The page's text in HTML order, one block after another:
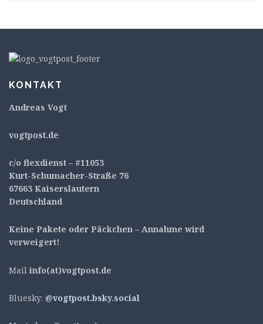
KONTAKT
Andreas Vogt
vogtpost.de
c/o flexdienst – #11053
Kurt-Schumacher-Straße 76
67663 Kaiserslautern
Deutschland
Keine Pakete oder Päckchen – Annahme wird
verweigert!
Mail info(at)vogtpost.de
Bluesky: @vogtpost.bsky.social